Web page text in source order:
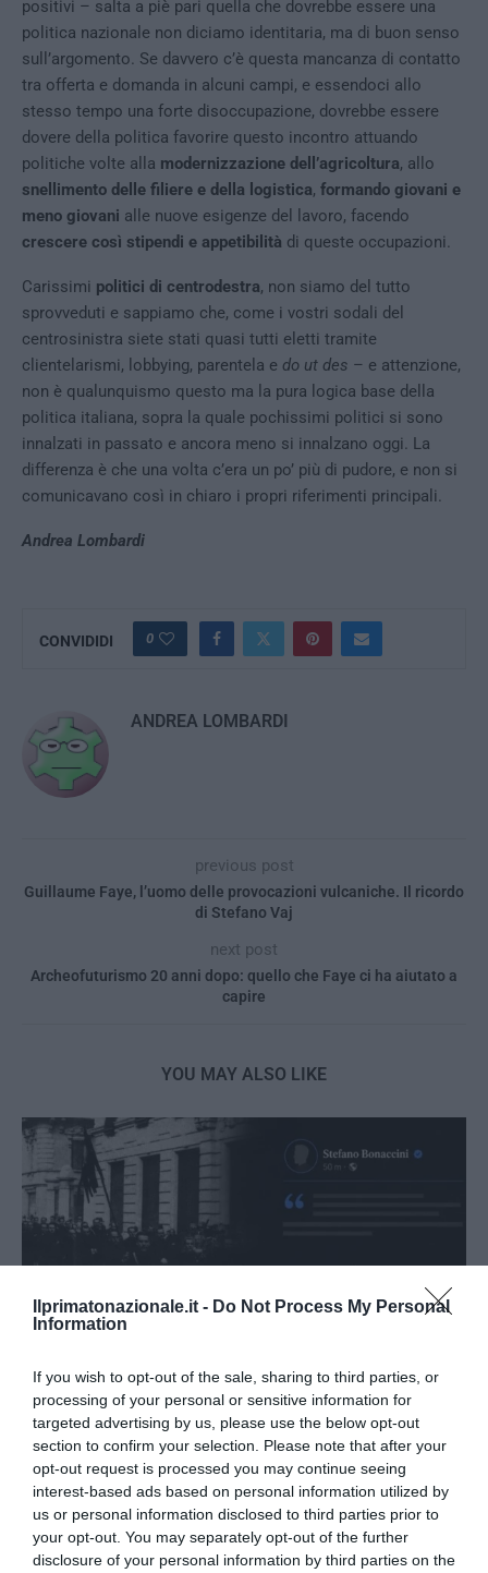
Ilprimatonazionale.it - Do Not Process My Personal
Information
If you wish to opt-out of the sale, sharing to third parties, or
processing of your personal or sensitive information for
targeted advertising by us, please use the below opt-out
section to confirm your selection. Please note that after your
opt-out request is processed you may continue seeing
interest-based ads based on personal information utilized by
us or personal information disclosed to third parties prior to
your opt-out. You may separately opt-out of the further
disclosure of your personal information by third parties on the
positivi – salta a piè pari quella che dovrebbe essere una
politica nazionale non diciamo identitaria, ma di buon senso
sull’argomento. Se davvero c’è questa mancanza di contatto
tra offerta e domanda in alcuni campi, e essendoci allo
stesso tempo una forte disoccupazione, dovrebbe essere
dovere della politica favorire questo incontro attuando
politiche volte alla modernizzazione dell’agricoltura, allo
snellimento delle filiere e della logistica, formando giovani e
meno giovani alle nuove esigenze del lavoro, facendo
crescere così stipendi e appetibilità di queste occupazioni.
Carissimi politici di centrodestra, non siamo del tutto
sprovveduti e sappiamo che, come i vostri sodali del
centrosinistra siete stati quasi tutti eletti tramite
clientelarismi, lobbying, parentela e do ut des – e attenzione,
non è qualunquismo questo ma la pura logica base della
politica italiana, sopra la quale pochissimi politici si sono
innalzati in passato e ancora meno si innalzano oggi. La
differenza è che una volta c’era un po’ più di pudore, e non si
comunicavano così in chiaro i propri riferimenti principali.
Andrea Lombardi
CONVIDIDI 0
ANDREA LOMBARDI
previous post
Guillaume Faye, l’uomo delle provocazioni vulcaniche. Il ricordo
di Stefano Vaj
next post
Archeofuturismo 20 anni dopo: quello che Faye ci ha aiutato a
capire
YOU MAY ALSO LIKE
Bonaccini e il mito delle barricate di Parma: quando
l’antifascismo copia il fascismo
6 Agosto 2026